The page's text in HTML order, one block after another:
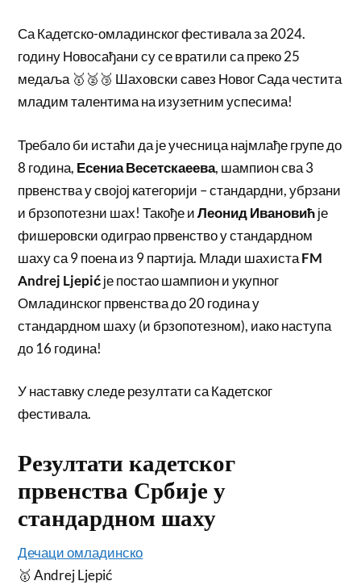
Са Кадетско-омладинског фестивала за 2024.
годину Новосађани су се вратили са преко 25
медаља 🥇🥈🥉 Шаховски савез Новог Сада честита
младим талентима на изузетним успесима!
Требало би истаћи да је учесница најмлађе групе до
8 година, Есениа Весетскаеева, шампион сва 3
првенства у својој категорији – стандардни, убрзани
и брзопотезни шах! Такође иЛеонид Ивановићје
фишеровски одиграо првенство у стандардном
шаху са 9 поена из 9 партија. Млади шахистаFM
Andrej Ljepićје постао шампион и укупног
Омладинског првенства до 20 година у
стандардном шаху (и брзопотезном), иако наступа
до 16 година!
У наставку следе резултати са Кадетског
фестивала.
Резултати кадетског
првенства Србије у
стандардном шаху
Дечаци омладинско
🥇 Andrej Ljepić